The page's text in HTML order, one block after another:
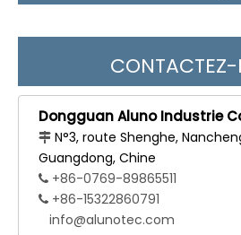
Dongguan Aluno Industrie
 N°3, route Shenghe,
Guangdong, Chine
 +86-0769-89865511
 +86-15322860791
info@alunotec.com